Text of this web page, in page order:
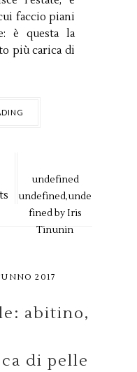
faccio piani
è questa la
più carica di
undefined
undefined,unde
fined byIris
Tinunin
2017
abitino,
di pelle